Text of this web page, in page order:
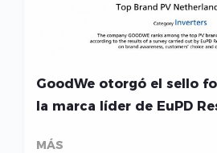
GoodWe otorgó el sello
la marca líder de EuPD
MÁS